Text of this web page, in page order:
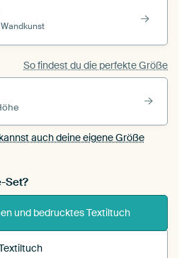
So findest du die perfekte Größe
auch deine eigene Größe
Set?
und bedrucktes Textiltuch